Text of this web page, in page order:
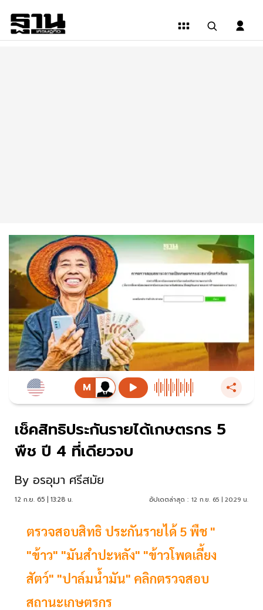
เช็คสิทธิประกันรายได้เกษตรกร 5
พืช ปี 4 ที่เดียวจบ
By อรอุมา ศรีสมัย
12 ก.ย. 65 | 13:28 น. อัปเดตล่าสุด : 12 ก.ย. 65 | 20:29 น.
ตรวจสอบสิทธิ ประกันรายได้ 5 พืช "
"ข้าว" "มันสำปะหลัง" "ข้าวโพดเลี้ยง
สัตว์" "ปาล์มน้ำมัน" คลิกตรวจสอบ
สถานะเกษตรกร